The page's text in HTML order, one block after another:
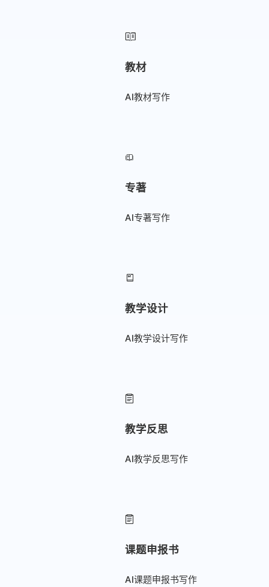
教材
AI教材写作
专著
AI专著写作
教学设计
AI教学设计写作
教学反思
AI教学反思写作
课题申报书
AI课题申报书写作